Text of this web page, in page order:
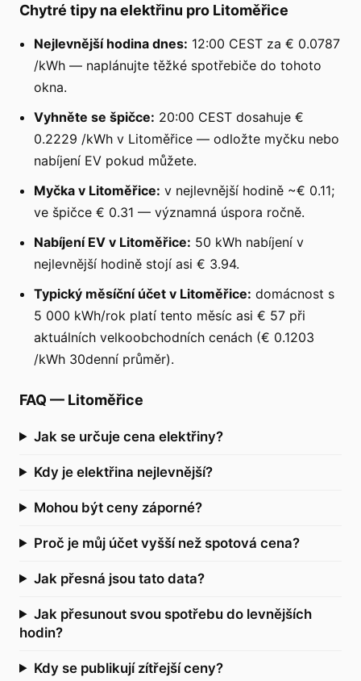
Chytré tipy na elektřinu pro Litoměřice
Nejlevnější hodina dnes: 12:00 CEST za € 0.0787
/kWh — naplánujte těžké spotřebiče do tohoto
okna.
Vyhněte se špičce: 20:00 CEST dosahuje €
0.2229 /kWh v Litoměřice — odložte myčku nebo
nabíjení EV pokud můžete.
Myčka v Litoměřice: v nejlevnější hodině ~€ 0.11;
ve špičce € 0.31 — významná úspora ročně.
Nabíjení EV v Litoměřice: 50 kWh nabíjení v
nejlevnější hodině stojí asi € 3.94.
Typický měsíční účet v Litoměřice: domácnost s
5 000 kWh/rok platí tento měsíc asi € 57 při
aktuálních velkoobchodních cenách (€ 0.1203
/kWh 30denní průměr).
FAQ — Litoměřice
Jak se určuje cena elektřiny?
Kdy je elektřina nejlevnější?
Mohou být ceny záporné?
Proč je můj účet vyšší než spotová cena?
Jak přesná jsou tato data?
Jak přesunout svou spotřebu do levnějších
hodin?
Kdy se publikují zítřejší ceny?